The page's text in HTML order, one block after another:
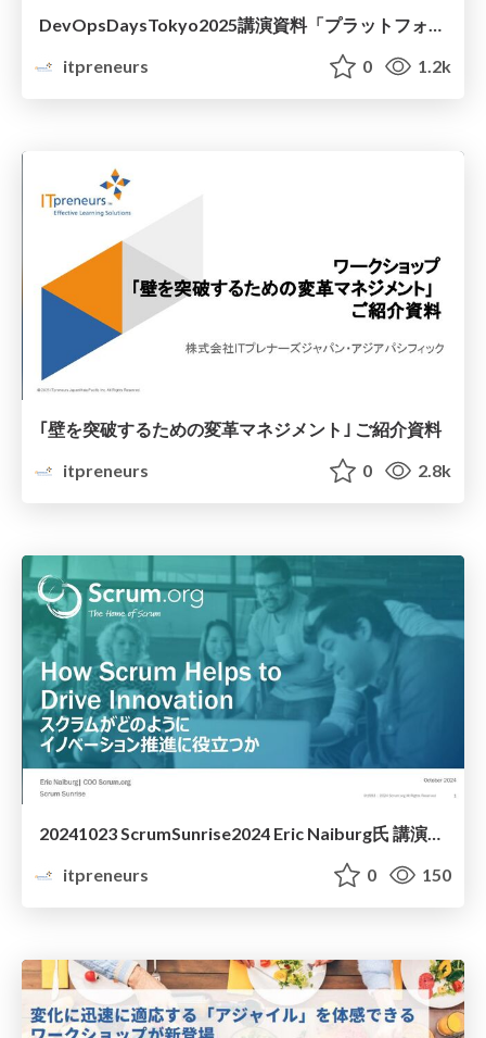
itpreneurs
0 1.2k
｢壁を突破するための変革マネジメント｣ ご紹介資料
itpreneurs
0 2.8k
20241023 ScrumSunrise2024 Eric Naiburg氏 講演資料
itpreneurs
0 150